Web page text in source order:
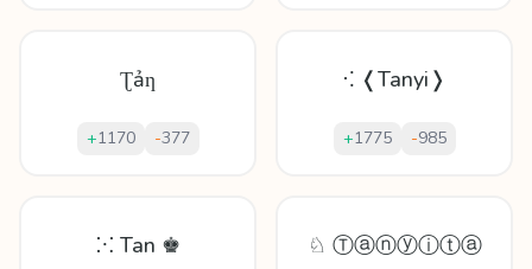
Ʈảƞ
+1170 -377
⁖ ❬Tanyi❭
+1775 -985
⁙ Tan ♚ ♘ Ⓣⓐⓝⓨⓘⓣⓐ